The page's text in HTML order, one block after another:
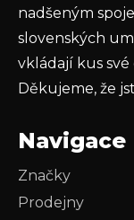
nadšeným
slovenských
vkládají kus
Děkujeme, že
Navigace
Značky
Prodejny